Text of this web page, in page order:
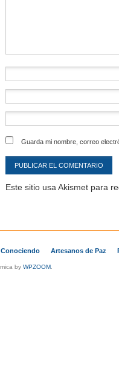
Guarda mi nombre, correo
Este sitio usa Akismet para
Conociendo Artesanos de Paz
by WPZOOM